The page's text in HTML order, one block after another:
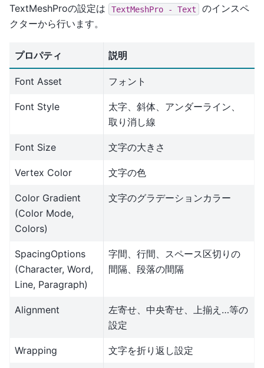
TextMeshProの設定は
TextMeshPro - Text
のインスペ
クターから行います。
プロパティ 説明
Font Asset フォント
Font Style
太字、斜体、アンダーライン、
取り消し線
Font Size 文字の大きさ
Vertex Color 文字の色
Color Gradient
(Color Mode,
Colors)
文字のグラデーションカラー
SpacingOptions
(Character, Word,
Line, Paragraph)
字間、行間、スペース区切りの
間隔、段落の間隔
Alignment
左寄せ、中央寄せ、上揃え…等の
設定
Wrapping 文字を折り返し設定